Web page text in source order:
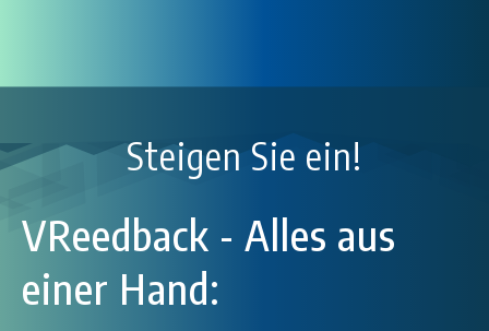
Steigen Sie ein!
VReedback - Alles aus
einer Hand: